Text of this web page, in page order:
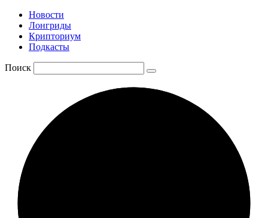
Новости
Лонгриды
Крипториум
Подкасты
Поиск